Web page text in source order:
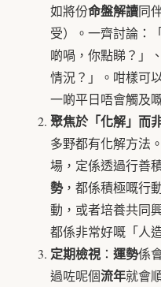
如將份命盤解讀同
受）。一齊討論：
啲喎，你點睇？」
情況？」。咁樣可
一啲平日唔會觸及
聚焦於「化解」而
多野都有化解方法
場，定係透過行善
勢，都係積極嘅行
動，或者培養共同
都係非常好嘅「人
定期檢視 ： 運勢係
過咗呢個流年就會